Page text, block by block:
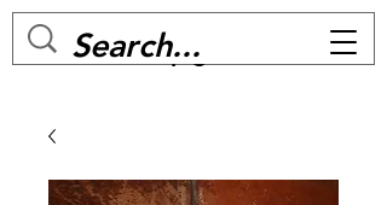
MC BIKE Perpignan